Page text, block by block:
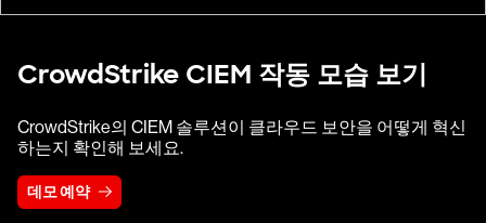
CrowdStrike CIEM 작동 모습 보기
CrowdStrike의 CIEM 솔루션이 클라우드 보안을 어떻게 혁신
하는지 확인해 보세요.
데모 예약